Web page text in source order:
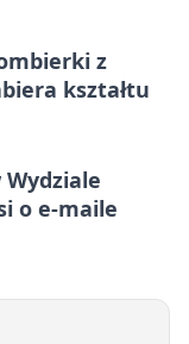
z
kształtu
o e-maile